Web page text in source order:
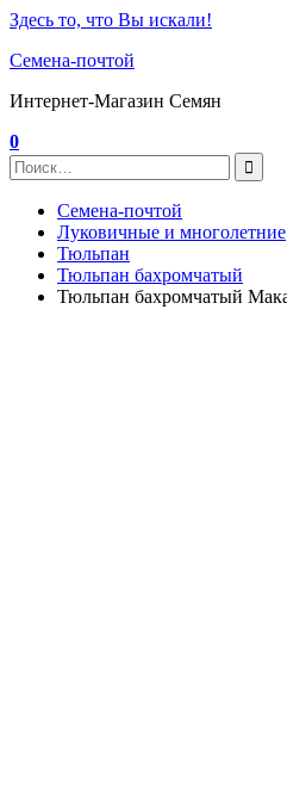
Здесь то, что Вы искали!
Семена-почтой
Интернет-Магазин Семян
0
Семена-почтой
Луковичные и многолетние
Тюльпан
Тюльпан бахромчатый
Тюльпан бахромчатый